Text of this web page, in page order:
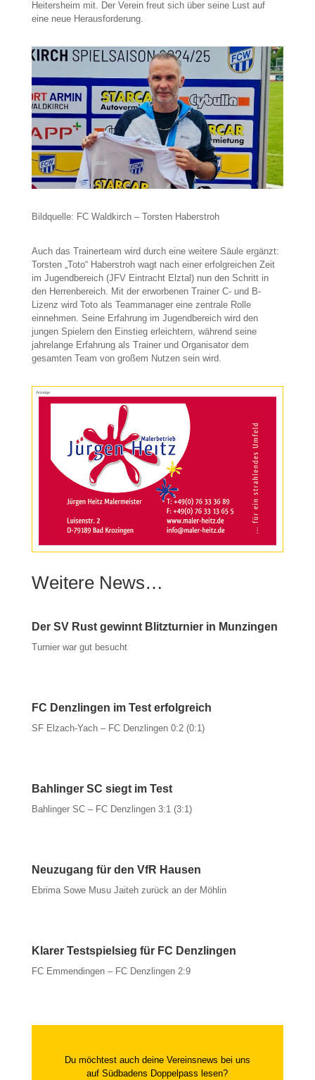
Heitersheim mit. Der Verein freut sich über seine Lust auf
eine neue Herausforderung.
Bildquelle: FC Waldkirch – Torsten Haberstroh
Auch das Trainerteam wird durch eine weitere Säule ergänzt:
Torsten „Toto“ Haberstroh wagt nach einer erfolgreichen Zeit
im Jugendbereich (JFV Eintracht Elztal) nun den Schritt in
den Herrenbereich. Mit der erworbenen Trainer C- und B-
Lizenz wird Toto als Teammanager eine zentrale Rolle
einnehmen. Seine Erfahrung im Jugendbereich wird den
jungen Spielern den Einstieg erleichtern, während seine
jahrelange Erfahrung als Trainer und Organisator dem
gesamten Team von großem Nutzen sein wird.
Anzeige
Weitere News…
Der SV Rust gewinnt Blitzturnier in Munzingen
Turnier war gut besucht
FC Denzlingen im Test erfolgreich
SF Elzach-Yach – FC Denzlingen 0:2 (0:1)
Bahlinger SC siegt im Test
Bahlinger SC – FC Denzlingen 3:1 (3:1)
Neuzugang für den VfR Hausen
Ebrima Sowe Musu Jaiteh zurück an der Möhlin
Klarer Testspielsieg für FC Denzlingen
FC Emmendingen – FC Denzlingen 2:9
Du möchtest auch deine Vereinsnews bei uns
auf Südbadens Doppelpass lesen?